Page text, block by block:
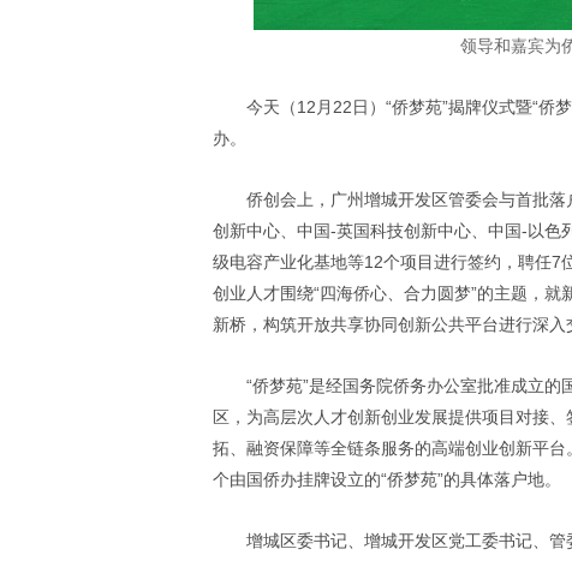
领导和嘉宾为
今天（12 月 22日）“侨梦苑”揭牌仪式暨“侨
办。
侨创会上，广州增城开发区管委会与首批落
创新中心、中国-英国科技创新中心、中国-以色
级电容产业化基地等12个项目进行签约，聘任7
创业人才围绕“四海侨心、合力圆梦”的主题，就
新桥，构筑开放共享协同创新公共平台进行深入
“侨梦苑”是经国务院侨务办公室批准成立
区，为高层次人才创新创业发展提供项目对接
拓、融资保障等全链条服务的高端创业创新平
个由国侨办挂牌设立的“侨梦苑”的具体落户地。
增城区委书记、增城开发区党工委书记、管